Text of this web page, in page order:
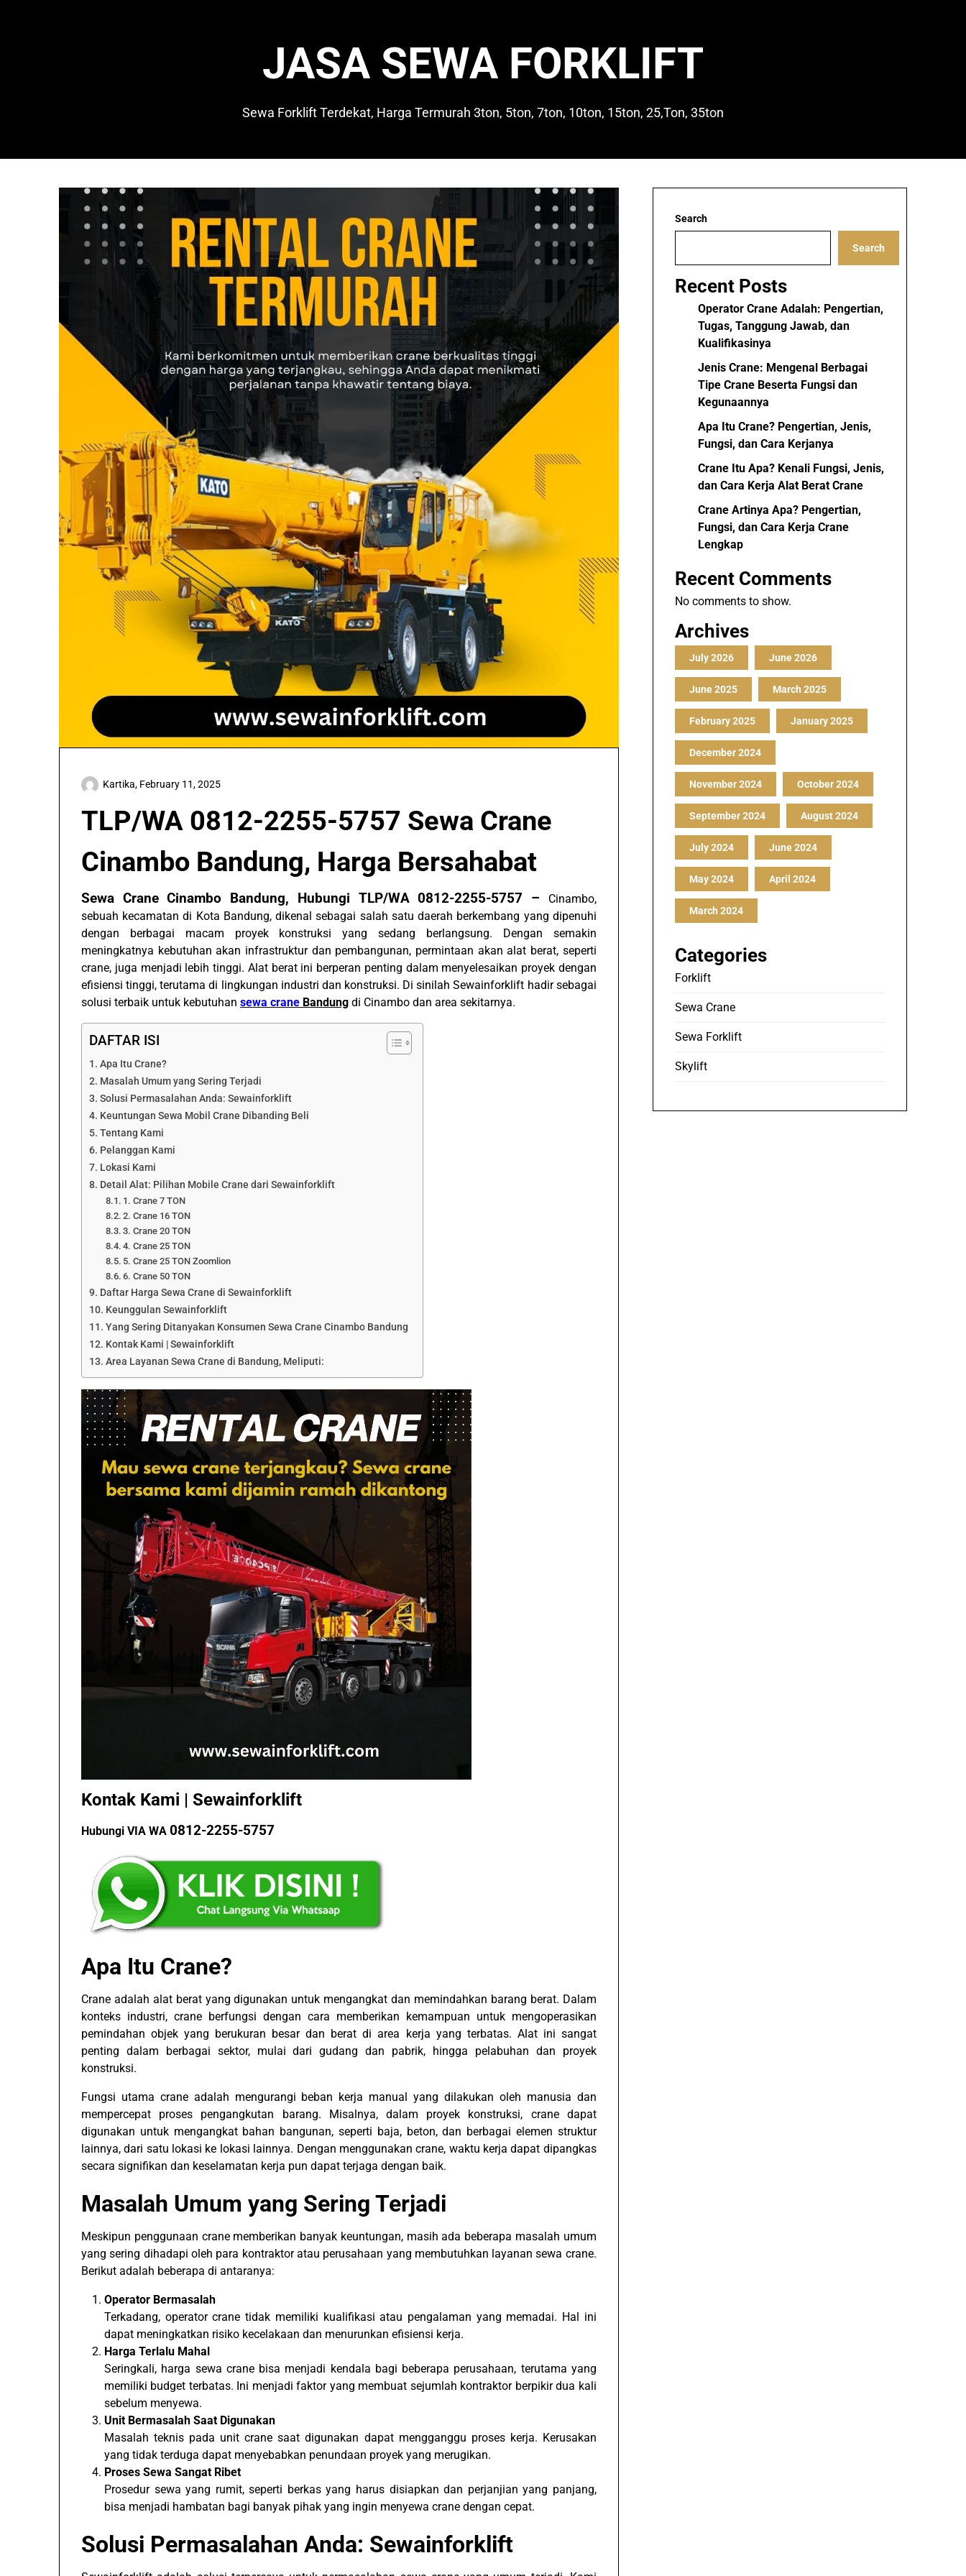
JASA SEWA FORKLIFT
Sewa Forklift Terdekat, Harga Termurah 3ton, 5ton, 7ton, 10ton, 15ton, 25,Ton, 35ton
TLP/WA 0812-2255-5757 Sewa Crane
Cinambo Bandung, Harga Bersahabat
Kartika, February 11, 2025
Sewa Crane Cinambo Bandung, Hubungi TLP/WA 0812-2255-5757 –
Cinambo,
sebuah kecamatan di Kota Bandung, dikenal sebagai salah satu daerah berkembang yang dipenuhi
dengan berbagai macam proyek konstruksi yang sedang berlangsung. Dengan semakin
meningkatnya kebutuhan akan infrastruktur dan pembangunan, permintaan akan alat berat, seperti
crane, juga menjadi lebih tinggi. Alat berat ini berperan penting dalam menyelesaikan proyek dengan
efisiensi tinggi, terutama di lingkungan industri dan konstruksi. Di sinilah Sewainforklift hadir sebagai
solusi terbaik untuk kebutuhan sewa crane Bandung di Cinambo dan area sekitarnya.
DAFTAR ISI
Apa Itu Crane?
Masalah Umum yang Sering Terjadi
Solusi Permasalahan Anda: Sewainforklift
Keuntungan Sewa Mobil Crane Dibanding Beli
Tentang Kami
Pelanggan Kami
Lokasi Kami
Detail Alat: Pilihan Mobile Crane dari Sewainforklift
1. Crane 7 TON
2. Crane 16 TON
3. Crane 20 TON
4. Crane 25 TON
5. Crane 25 TON Zoomlion
6. Crane 50 TON
Daftar Harga Sewa Crane di Sewainforklift
Keunggulan Sewainforklift
Yang Sering Ditanyakan Konsumen Sewa Crane Cinambo Bandung
Kontak Kami | Sewainforklift
Area Layanan Sewa Crane di Bandung, Meliputi:
Kontak Kami | Sewainforklift
Hubungi VIA WA 0812-2255-5757
Apa Itu Crane?
Crane adalah alat berat yang digunakan untuk mengangkat dan memindahkan barang berat. Dalam
konteks industri, crane berfungsi dengan cara memberikan kemampuan untuk mengoperasikan
pemindahan objek yang berukuran besar dan berat di area kerja yang terbatas. Alat ini sangat
penting dalam berbagai sektor, mulai dari gudang dan pabrik, hingga pelabuhan dan proyek
konstruksi.
Fungsi utama crane adalah mengurangi beban kerja manual yang dilakukan oleh manusia dan
mempercepat proses pengangkutan barang. Misalnya, dalam proyek konstruksi, crane dapat
digunakan untuk mengangkat bahan bangunan, seperti baja, beton, dan berbagai elemen struktur
lainnya, dari satu lokasi ke lokasi lainnya. Dengan menggunakan crane, waktu kerja dapat dipangkas
secara signifikan dan keselamatan kerja pun dapat terjaga dengan baik.
Masalah Umum yang Sering Terjadi
Meskipun penggunaan crane memberikan banyak keuntungan, masih ada beberapa masalah umum
yang sering dihadapi oleh para kontraktor atau perusahaan yang membutuhkan layanan sewa crane.
Berikut adalah beberapa di antaranya:
Operator Bermasalah
Terkadang, operator crane tidak memiliki kualifikasi atau pengalaman yang memadai. Hal ini
dapat meningkatkan risiko kecelakaan dan menurunkan efisiensi kerja.
Harga Terlalu Mahal
Seringkali, harga sewa crane bisa menjadi kendala bagi beberapa perusahaan, terutama yang
memiliki budget terbatas. Ini menjadi faktor yang membuat sejumlah kontraktor berpikir dua kali
sebelum menyewa.
Unit Bermasalah Saat Digunakan
Masalah teknis pada unit crane saat digunakan dapat mengganggu proses kerja. Kerusakan
yang tidak terduga dapat menyebabkan penundaan proyek yang merugikan.
Proses Sewa Sangat Ribet
Prosedur sewa yang rumit, seperti berkas yang harus disiapkan dan perjanjian yang panjang,
bisa menjadi hambatan bagi banyak pihak yang ingin menyewa crane dengan cepat.
Solusi Permasalahan Anda: Sewainforklift
Search
Search
Recent Posts
Operator Crane Adalah: Pengertian,
Tugas, Tanggung Jawab, dan
Kualifikasinya
Jenis Crane: Mengenal Berbagai
Tipe Crane Beserta Fungsi dan
Kegunaannya
Apa Itu Crane? Pengertian, Jenis,
Fungsi, dan Cara Kerjanya
Crane Itu Apa? Kenali Fungsi, Jenis,
dan Cara Kerja Alat Berat Crane
Crane Artinya Apa? Pengertian,
Fungsi, dan Cara Kerja Crane
Lengkap
Recent Comments
No comments to show.
Archives
July 2026 June 2026
June 2025 March 2025
February 2025 January 2025
December 2024
November 2024 October 2024
September 2024 August 2024
July 2024 June 2024
May 2024 April 2024
March 2024
Categories
Forklift
Sewa Crane
Sewa Forklift
Skylift